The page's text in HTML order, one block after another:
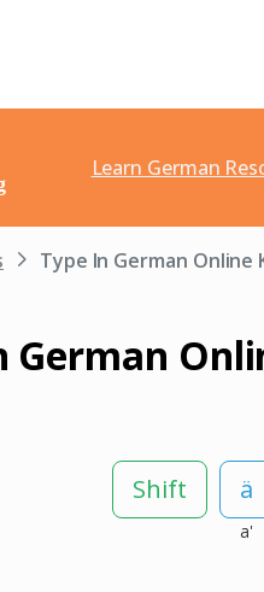
Learn German
Type In German Online
German
Shift
a'